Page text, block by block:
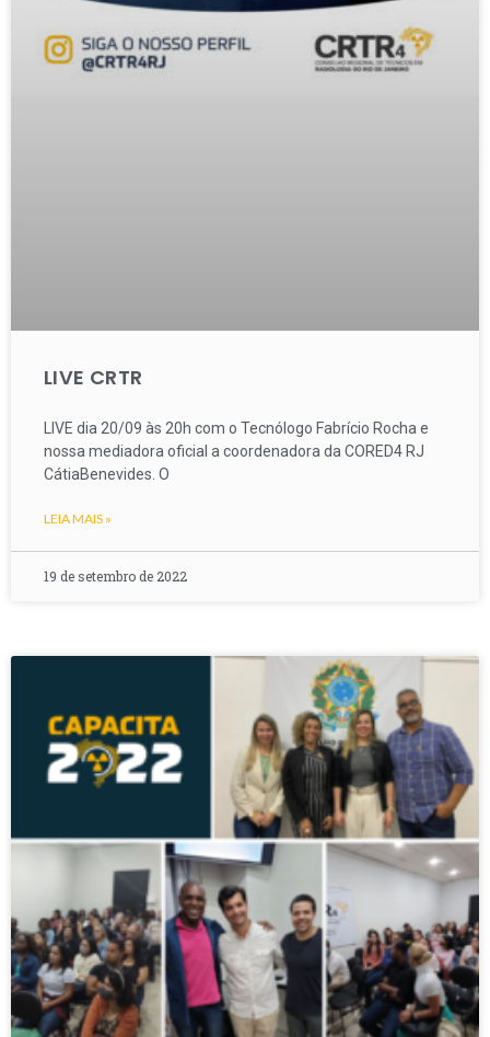
LIVE CRTR
LIVE dia 20/09 às 20h com o Tecnólogo Fabrício Rocha e
nossa mediadora oficial a coordenadora da CORED4 RJ
CátiaBenevides. O
LEIA MAIS »
19 de setembro de 2022